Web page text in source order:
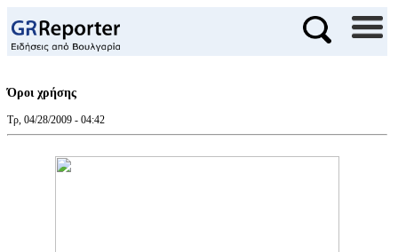
Όροι χρήσης
Τρ, 04/28/2009 - 04:42